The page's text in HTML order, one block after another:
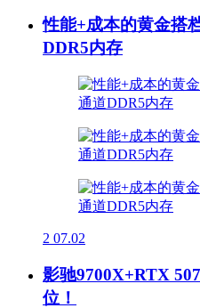
性能+成本的黄金搭
DDR5内存
2 07.02
影驰9700X+RTX
位！